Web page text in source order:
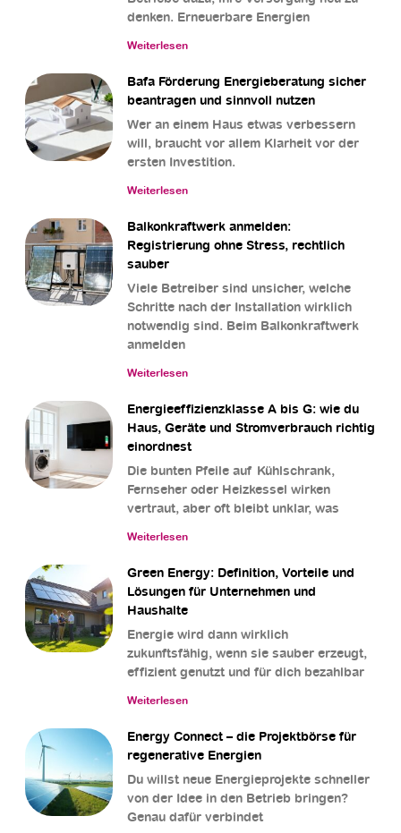
denken. Erneuerbare Energien
Weiterlesen
Bafa Förderung Energieberatung sicher
beantragen und sinnvoll nutzen
Wer an einem Haus etwas verbessern
will, braucht vor allem Klarheit vor der
ersten Investition.
Weiterlesen
Balkonkraftwerk anmelden:
Registrierung ohne Stress, rechtlich
sauber
Viele Betreiber sind unsicher, welche
Schritte nach der Installation wirklich
notwendig sind. Beim Balkonkraftwerk
anmelden
Weiterlesen
Energieeffizienzklasse A bis G: wie du
Haus, Geräte und Stromverbrauch richtig
einordnest
Die bunten Pfeile auf Kühlschrank,
Fernseher oder Heizkessel wirken
vertraut, aber oft bleibt unklar, was
Weiterlesen
Green Energy: Definition, Vorteile und
Lösungen für Unternehmen und
Haushalte
Energie wird dann wirklich
zukunftsfähig, wenn sie sauber erzeugt,
effizient genutzt und für dich bezahlbar
Weiterlesen
Energy Connect – die Projektbörse für
regenerative Energien
Du willst neue Energieprojekte schneller
von der Idee in den Betrieb bringen?
Genau dafür verbindet